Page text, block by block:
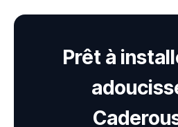
Prêt à